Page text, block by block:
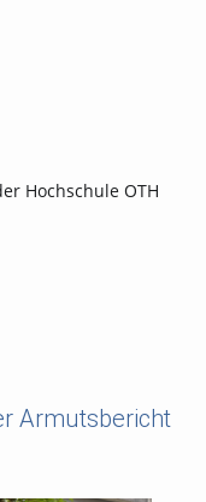
Hochschule OTH
Armutsbericht